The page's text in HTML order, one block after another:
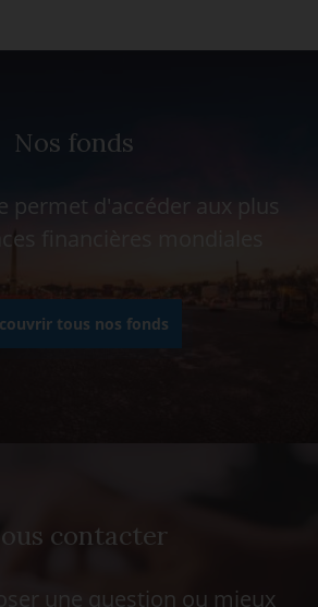
Nos fonds
permet d'accéder aux plus
financières mondiales
tous nos fonds
contacter
une question ou mieux